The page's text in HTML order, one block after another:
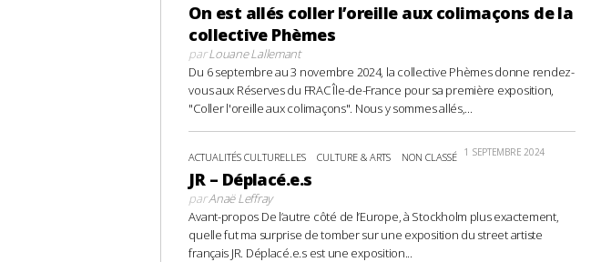
On est allés coller l’oreille aux colimaçons de la
collective Phèmes
parLouane Lallemant
Du 6 septembre au 3 novembre 2024, la collective Phèmes donne rendez-
vous aux Réserves du FRAC Île-de-France pour sa première exposition,
"Coller l'oreille aux colimaçons". Nous y sommes allés,...
ACTUALITÉS CULTURELLES CULTURE & ARTS NON CLASSÉ 1 SEPTEMBRE 2024
JR – Déplacé.e.s
parAnaë Leffray
Avant-propos De l’autre côté de l’Europe, à Stockholm plus exactement,
quelle fut ma surprise de tomber sur une exposition du street artiste
français JR. Déplacé.e.s est une exposition...